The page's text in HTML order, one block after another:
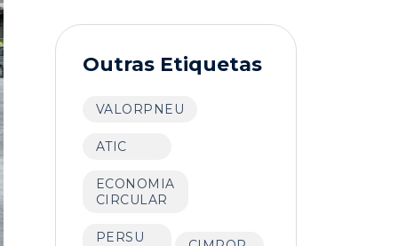
Outras Etiquetas
VALORPNEU
ATIC
ECONOMIA
CIRCULAR
PERSU